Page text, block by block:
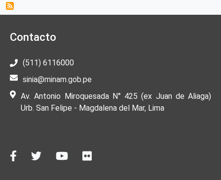
Contacto
(511) 6116000
sinia@minam.gob.pe
Av. Antonio Miroquesada N° 425 (ex Juan de Aliaga)
Urb. San Felipe - Magdalena del Mar, Lima